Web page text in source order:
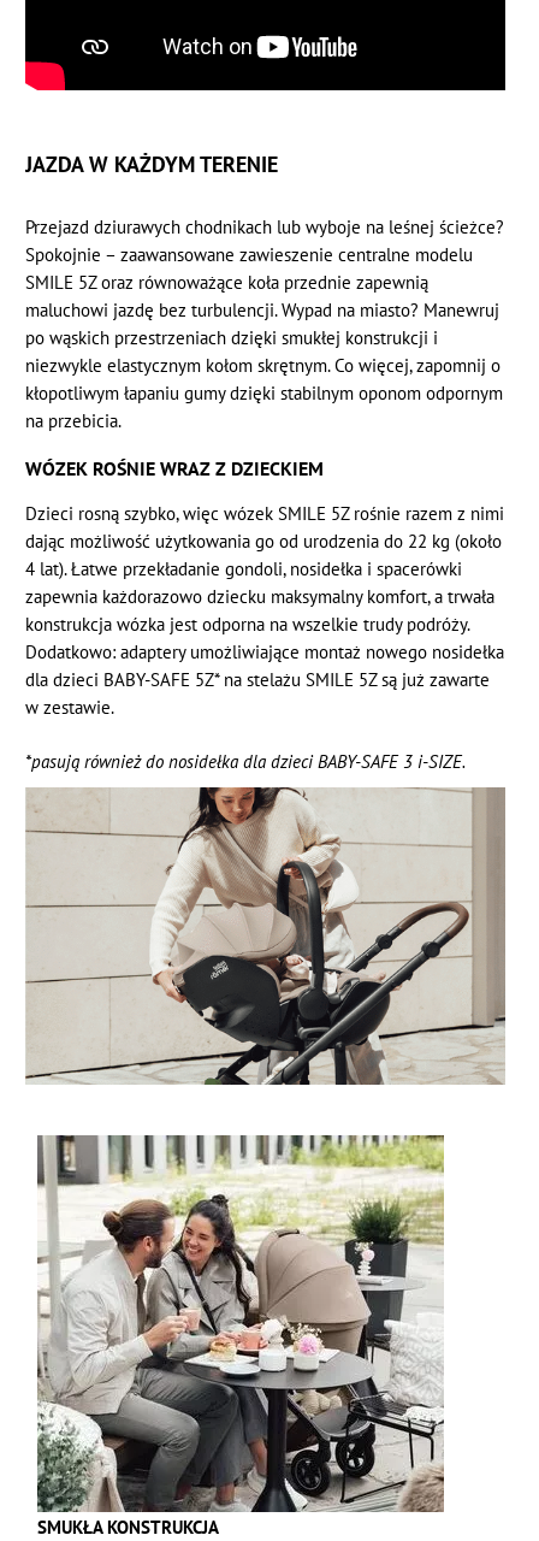
JAZDA W KAŻDYM TERENIE
Przejazd dziurawych chodnikach lub wyboje na leśnej ścieżce?
Spokojnie – zaawansowane zawieszenie centralne modelu
SMILE 5Z oraz równoważące koła przednie zapewnią
maluchowi jazdę bez turbulencji. Wypad na miasto? Manewruj
po wąskich przestrzeniach dzięki smukłej konstrukcji i
niezwykle elastycznym kołom skrętnym. Co więcej, zapomnij o
kłopotliwym łapaniu gumy dzięki stabilnym oponom odpornym
na przebicia.
WÓZEK ROŚNIE WRAZ Z DZIECKIEM
Dzieci rosną szybko, więc wózek SMILE 5Z rośnie razem z nimi
dając możliwość użytkowania go od urodzenia do 22 kg (około
4 lat). Łatwe przekładanie gondoli, nosidełka i spacerówki
zapewnia każdorazowo dziecku maksymalny komfort, a trwała
konstrukcja wózka jest odporna na wszelkie trudy podróży.
Dodatkowo: adaptery umożliwiające montaż nowego nosidełka
dla dzieci BABY-SAFE 5Z* na stelażu SMILE 5Z są już zawarte
w zestawie.
*pasują również do nosidełka dla dzieci BABY-SAFE 3 i-SIZE.
SMUKŁA KONSTRUKCJA